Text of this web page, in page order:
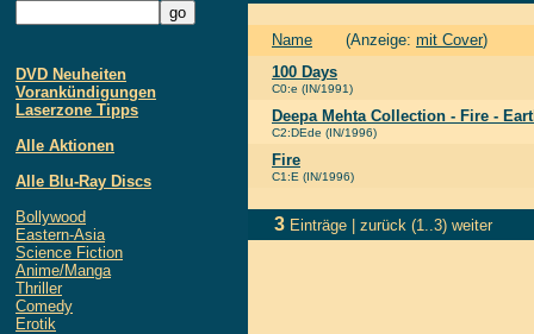
DVD Neuheiten
Vorankündigungen
Laserzone Tipps
Alle Aktionen
Alle Blu-Ray Discs
Bollywood
Eastern-Asia
Science Fiction
Anime/Manga
Thriller
Comedy
Erotik
Name (Anzeige: mit Cover)
100 Days
C0:e (IN/1991)
Deepa Mehta Collection - Fire -
C2:DEde (IN/1996)
Fire
C1:E (IN/1996)
3 Einträge | zurück (1..3) weiter